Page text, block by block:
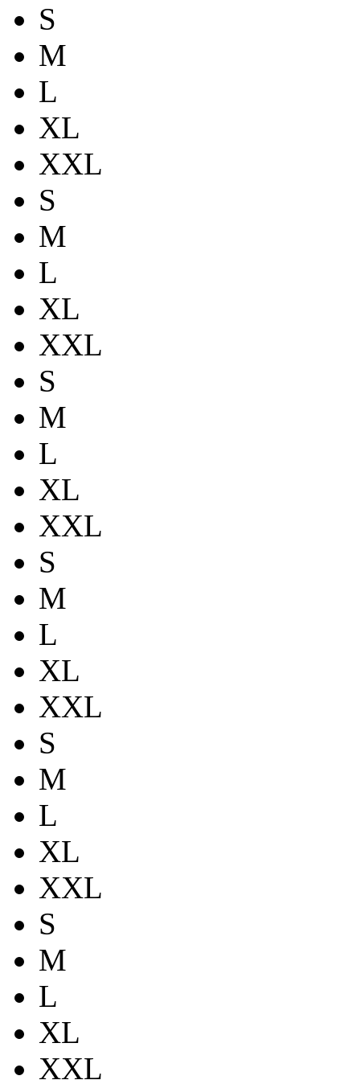
S
M
L
XL
XXL
S
M
L
XL
XXL
S
M
L
XL
XXL
S
M
L
XL
XXL
S
M
L
XL
XXL
S
M
L
XL
XXL